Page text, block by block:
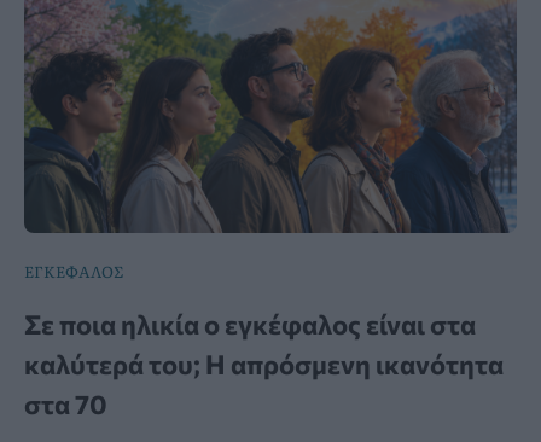
ΕΓΚΕΦΑΛΟΣ
Σε ποια ηλικία ο εγκέφαλος είναι στα
καλύτερά του; Η απρόσμενη ικανότητα
στα 70